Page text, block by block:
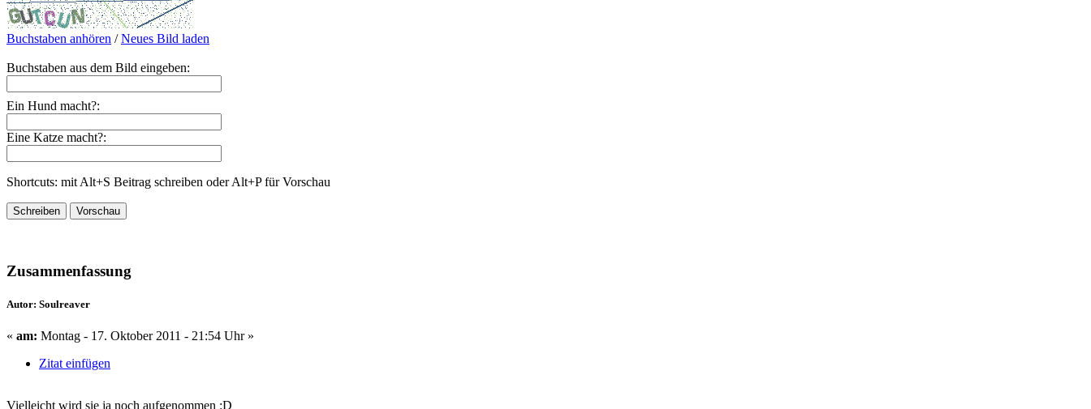
Buchstaben anhören /Neues Bild laden
Buchstaben aus dem Bild eingeben:
Ein Hund macht?:
Eine Katze macht?:
Shortcuts: mit Alt+S Beitrag schreiben oder Alt+P für Vorschau
Zusammenfassung
Autor: Soulreaver
« am: Montag - 17. Oktober 2011 - 21:54 Uhr »
Zitat einfügen
Vielleicht wird sie ja noch aufgenommen :D